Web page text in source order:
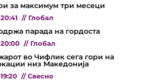
за максимум три месеци
20:41 // Глобал
парада на гордоста
20:00 // Глобал
во Чифлик сега гори на
низ Македонија
19:20 // Свесно